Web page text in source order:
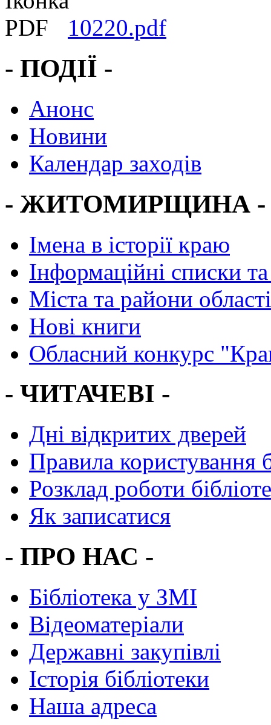
10220.pdf
- ПОДІЇ -
Анонс
Новини
Календар заходів
- ЖИТОМИРЩИНА -
Імена в історії краю
Інформаційні списки
Міста та райони області
Нові книги
Обласний конкурс
- ЧИТАЧЕВІ -
Дні відкритих дверей
Правила користування
Розклад роботи
Як записатися
- ПРО НАС -
Бібліотека у ЗМІ
Відеоматеріали
Державні закупівлі
Історія бібліотеки
Наша адреса